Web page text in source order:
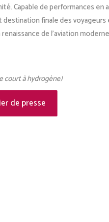
Capable de performances
finale des
de l’aviation
court à hydrogène)
de presse